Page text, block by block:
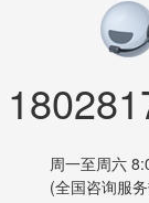
周一至周六
(全国咨询服